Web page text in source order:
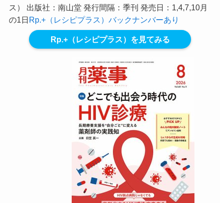
ス） 出版社：南山堂 発行間隔：季刊 発売日：1,4,7,10月
の1日Rp.+（レシピプラス）バックナンバーあり
Rp.+（レシピプラス）を見てみる